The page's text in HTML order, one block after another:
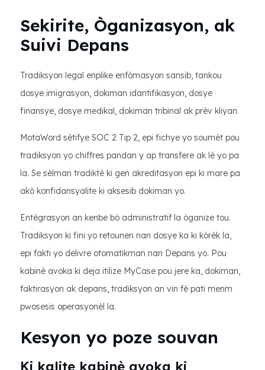
Sekirite, Òganizasyon, ak
Suivi Depans
Tradiksyon legal enplike enfòmasyon sansib, tankou
dosye imigrasyon, dokiman idantifikasyon, dosye
finansye, dosye medikal, dokiman tribinal ak prèv kliyan.
MotaWord sètifye SOC 2 Tip 2, epi fichye yo soumèt pou
tradiksyon yo chiffres pandan y ap transfere ak lè yo pa
la. Se sèlman tradiktè ki gen akreditasyon epi ki mare pa
akò konfidansyalite ki aksesib dokiman yo.
Entègrasyon an kenbe bò administratif la òganize tou.
Tradiksyon ki fini yo retounen nan dosye ka ki kòrèk la,
epi fakti yo delivre otomatikman nan Depans yo. Pou
kabinè avoka ki deja itilize MyCase pou jere ka, dokiman,
faktirasyon ak depans, tradiksyon an vin fè pati menm
pwosesis operasyonèl la.
Kesyon yo poze souvan
Ki kalite kabinè avoka ki